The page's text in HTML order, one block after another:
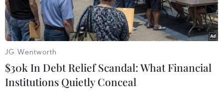
JG Wentworth
$30k In Debt Relief Scandal: What Financial
Institutions Quietly Conceal